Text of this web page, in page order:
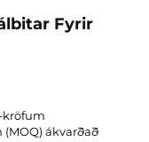
Fyrir
kröfum
ákvarðað